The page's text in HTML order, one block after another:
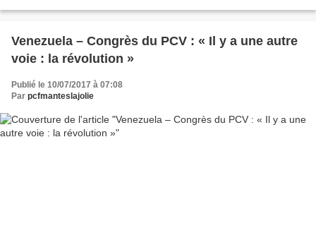
Venezuela – Congrès du PCV : « Il y a une autre
voie : la révolution »
Publié le 10/07/2017 à 07:08
Par pcfmanteslajolie